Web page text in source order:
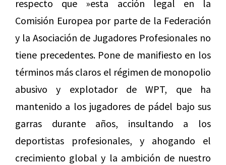
respecto que »esta acción legal en la
Comisión Europea por parte de la Federación
y la Asociación de Jugadores Profesionales no
tiene precedentes. Pone de manifiesto en los
términos más claros el régimen de monopolio
abusivo y explotador de WPT, que ha
mantenido a los jugadores de pádel bajo sus
garras durante años, insultando a los
deportistas profesionales, y ahogando el
crecimiento global y la ambición de nuestro